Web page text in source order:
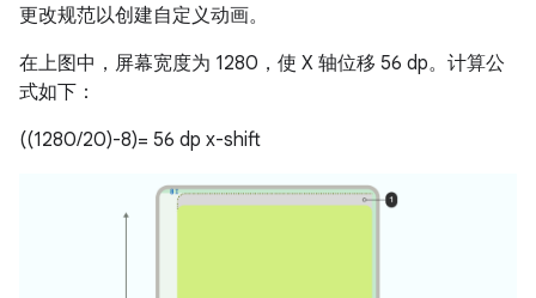
更改规范以创建自定义动画。
在上图中，屏幕宽度为 1280，使 X 轴位移 56 dp。计算公
式如下：
((1280/20)-8)= 56 dp x-shift